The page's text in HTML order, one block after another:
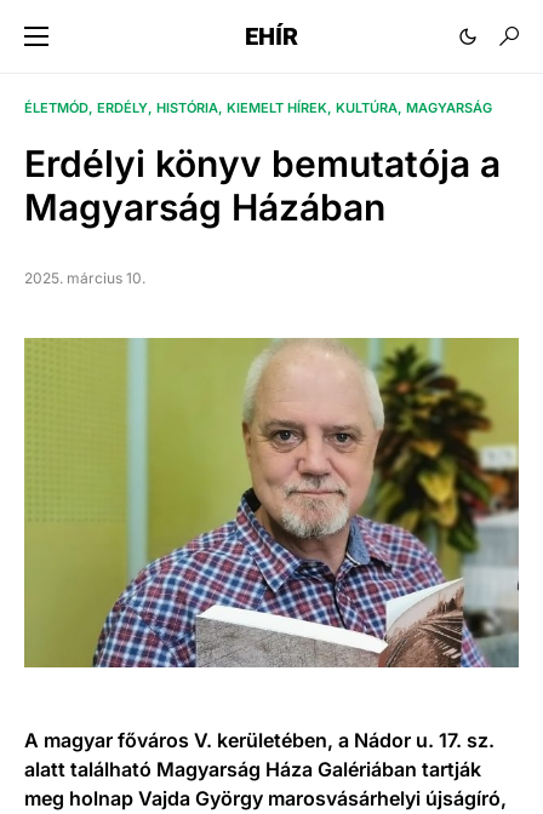
EHÍR
ÉLETMÓD ERDÉLY HISTÓRIA KIEMELT HÍREK KULTÚRA MAGYARSÁG
Erdélyi könyv bemutatója a
Magyarság Házában
2025. március 10.
A magyar főváros V. kerületében, a Nádor u. 17. sz.
alatt található Magyarság Háza Galériában tartják
meg holnap Vajda György marosvásárhelyi újságíró,